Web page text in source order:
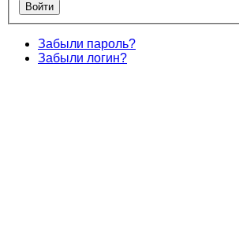
Забыли пароль?
Забыли логин?